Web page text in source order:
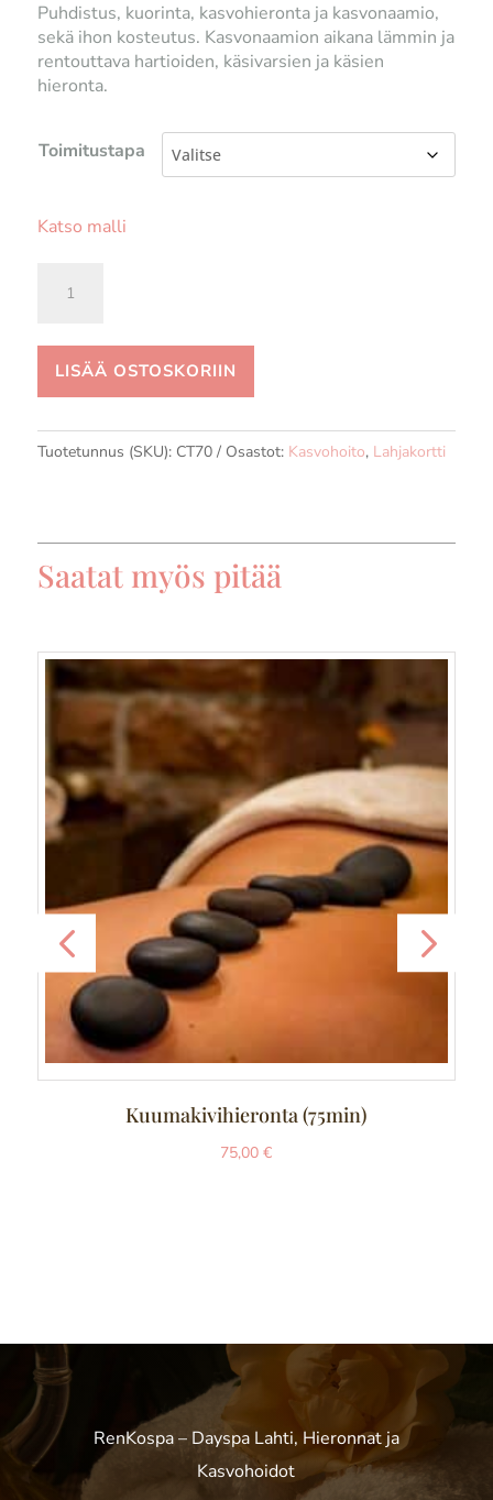
Puhdistus, kuorinta, kasvohieronta ja kasvonaamio,
sekä ihon kosteutus. Kasvonaamion aikana lämmin ja
rentouttava hartioiden, käsivarsien ja käsien
hieronta.
Toimitustapa
Katso malli
(60min)
LISÄÄ OSTOSKORIIN
Tuotetunnus (SKU): CT70 Osastot: Kasvohoito, Lahjakortti
Saatat myös pitää
Kuumakivihieronta (75min)
75,00€
RenKospa – Dayspa Lahti, Hieronnat ja
Kasvohoidot